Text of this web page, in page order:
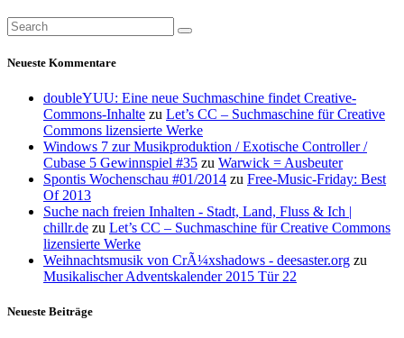
Neueste Kommentare
doubleYUU: Eine neue Suchmaschine findet Creative-
Commons-Inhalte zu Let’s CC – Suchmaschine für Creative
Commons lizensierte Werke
Windows 7 zur Musikproduktion / Exotische Controller /
Cubase 5 Gewinnspiel #35 zu Warwick = Ausbeuter
Spontis Wochenschau #01/2014 zu Free-Music-Friday: Best
Of 2013
Suche nach freien Inhalten - Stadt, Land, Fluss & Ich |
chillr.de zu Let’s CC – Suchmaschine für Creative Commons
lizensierte Werke
Weihnachtsmusik von CrÃ¼xshadows - deesaster.org zu
Musikalischer Adventskalender 2015 Tür 22
Neueste Beiträge